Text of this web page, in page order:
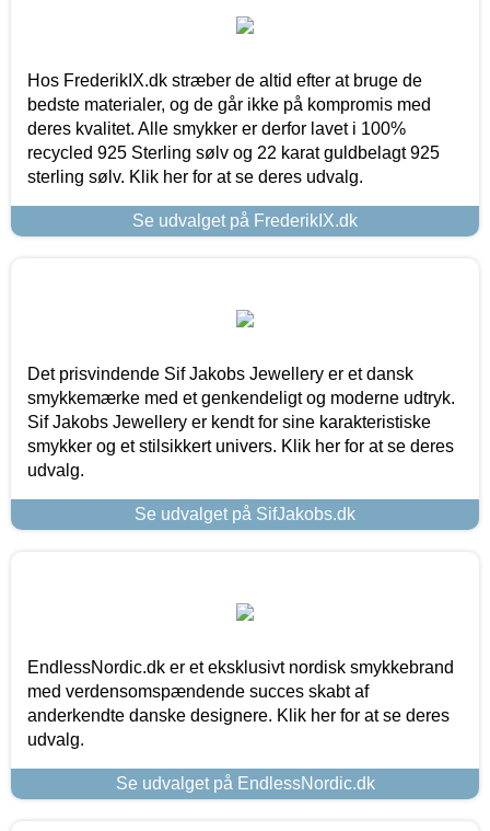
Hos FrederikIX.dk stræber de altid efter at bruge de
bedste materialer, og de går ikke på kompromis med
deres kvalitet. Alle smykker er derfor lavet i 100%
recycled 925 Sterling sølv og 22 karat guldbelagt 925
sterling sølv. Klik her for at se deres udvalg.
Se udvalget på FrederikIX.dk
Det prisvindende Sif Jakobs Jewellery er et dansk
smykkemærke med et genkendeligt og moderne udtryk.
Sif Jakobs Jewellery er kendt for sine karakteristiske
smykker og et stilsikkert univers. Klik her for at se deres
udvalg.
Se udvalget på SifJakobs.dk
EndlessNordic.dk er et eksklusivt nordisk smykkebrand
med verdensomspændende succes skabt af
anderkendte danske designere. Klik her for at se deres
udvalg.
Se udvalget på EndlessNordic.dk